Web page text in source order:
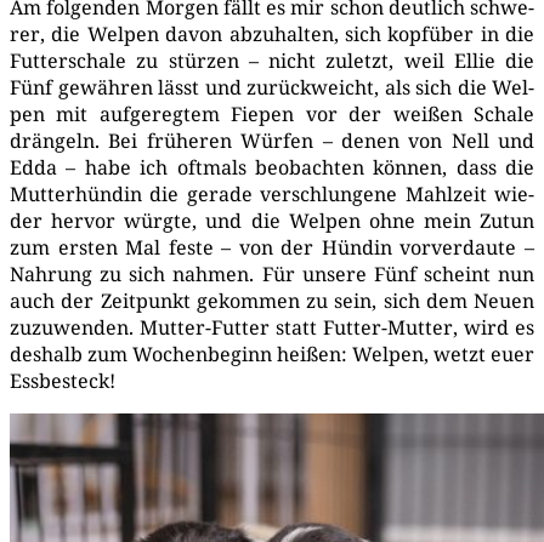
Am fol­gen­den Mor­gen fällt es mir schon deut­lich schwe­
rer, die Wel­pen davon abzu­hal­ten, sich kopf­über in die
Fut­ter­scha­le zu stür­zen – nicht zuletzt, weil Ellie die
Fünf gewäh­ren lässt und zurück­weicht, als sich die Wel­
pen mit auf­ge­reg­tem Fie­pen vor der wei­ßen Scha­le
drän­geln. Bei frü­he­ren Wür­fen – denen von Nell und
Edda – habe ich oft­mals beob­ach­ten kön­nen, dass die
Mut­ter­hün­din die gera­de ver­schlun­ge­ne Mahl­zeit wie­
der her­vor würg­te, und die Wel­pen ohne mein Zutun
zum ers­ten Mal fes­te – von der Hün­din vor­ver­dau­te –
Nah­rung zu sich nah­men. Für unse­re Fünf scheint nun
auch der Zeit­punkt gekom­men zu sein, sich dem Neu­en
zuzu­wen­den. Mut­ter-Fut­ter statt Fut­ter-Mut­ter, wird es
des­halb zum Wochen­be­ginn hei­ßen: Wel­pen, wetzt euer
Essbesteck!